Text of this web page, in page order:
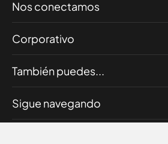
Nos conectamos
Corporativo
También puedes...
Sigue navegando